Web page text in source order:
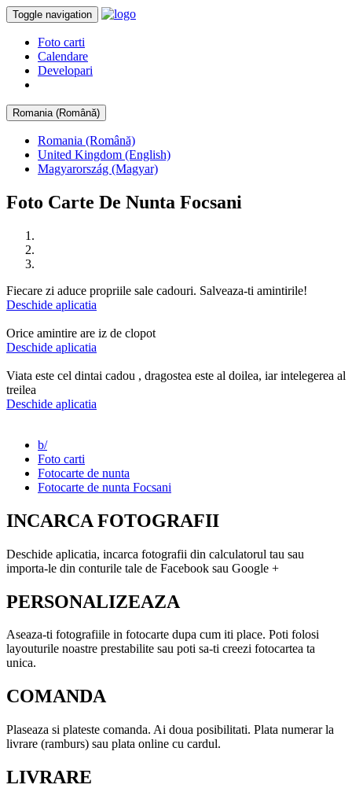
Toggle navigation
Foto carti
Calendare
Developari
Romania (Română)
Romania (Română)
United Kingdom (English)
Magyarország (Magyar)
Foto Carte De Nunta Focsani
Fiecare zi aduce propriile sale cadouri. Salveaza-ti amintirile!
Deschide aplicatia
Orice amintire are iz de clopot
Deschide aplicatia
Viata este cel dintai cadou , dragostea este al doilea, iar intelegerea al
treilea
Deschide aplicatia
b/
Foto carti
Fotocarte de nunta
Fotocarte de nunta Focsani
INCARCA FOTOGRAFII
Deschide aplicatia, incarca fotografii din calculatorul tau sau
importa-le din conturile tale de Facebook sau Google +
PERSONALIZEAZA
Aseaza-ti fotografiile in fotocarte dupa cum iti place. Poti folosi
layouturile noastre prestabilite sau poti sa-ti creezi fotocartea ta
unica.
COMANDA
Plaseaza si plateste comanda. Ai doua posibilitati. Plata numerar la
livrare (ramburs) sau plata online cu cardul.
LIVRARE